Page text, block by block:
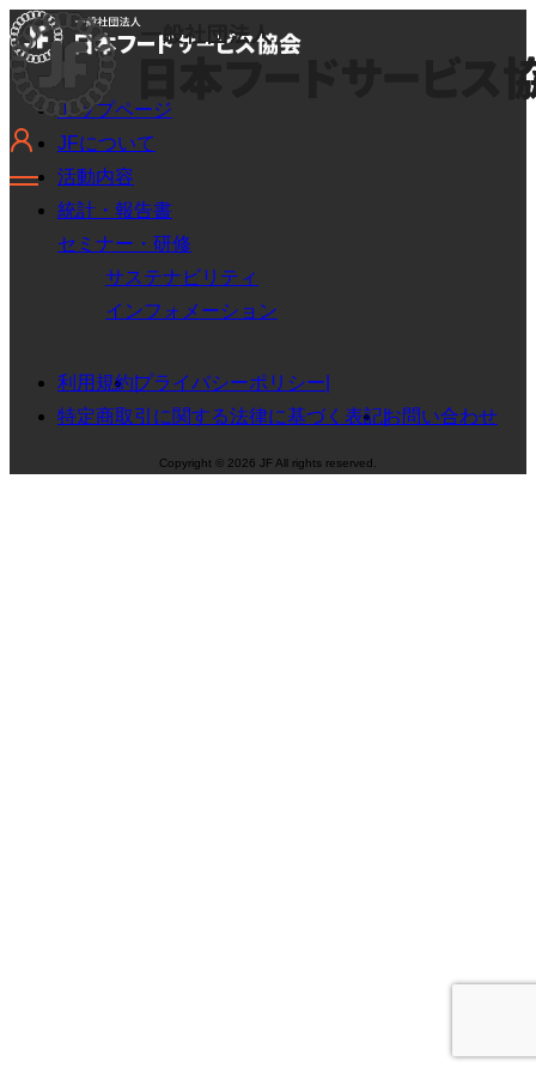
トップページ
JFについて
活動内容
統計・報告書
セミナー・研修
サステナビリティ
インフォメーション
利用規約プライバシーポリシー
特定商取引に関する法律に基づく表記お問い合わせ
Copyright © 2026 JF All rights reserved.